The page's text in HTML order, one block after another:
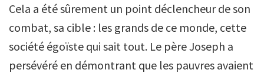
Cela a été sûrement un point déclencheur de son
combat, sa cible : les grands de ce monde, cette
société égoïste qui sait tout. Le père Joseph a
persévéré en démontrant que les pauvres avaient